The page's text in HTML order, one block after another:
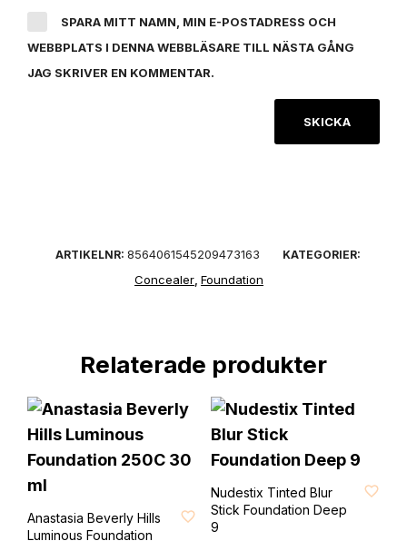
SPARA MITT NAMN, MIN E-POSTADRESS OCH
WEBBPLATS I DENNA WEBBLÄSARE TILL NÄSTA GÅNG
JAG SKRIVER EN KOMMENTAR.
ARTIKELNR: 8564061545209473163 KATEGORIER:
Concealer Foundation
Relaterade produkter
FAVORIT
Anastasia Beverly Hills
Luminous Foundation
FAVORIT
Nudestix Tinted Blur
Stick Foundation Deep
9